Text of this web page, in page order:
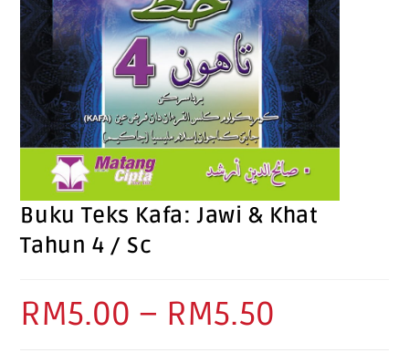
Buku Teks Kafa: Jawi & Khat
Tahun 4 / Sc
RM5.00 – RM5.50